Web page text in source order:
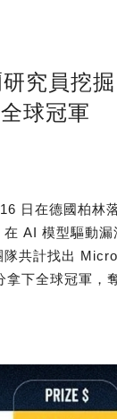
究員挖
球冠軍
日在德國柏林
AI 模型驅動
共計找出
拿下全球冠軍，